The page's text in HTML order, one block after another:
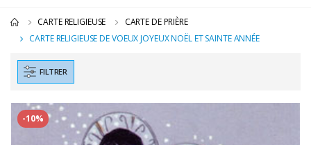
CARTE RELIGIEUSE
CARTE DE PRIÈRE
CARTE RELIGIEUSE DE VOEUX JOYEUX NOËL ET SAINTE ANNÉE
FILTRER
-10%